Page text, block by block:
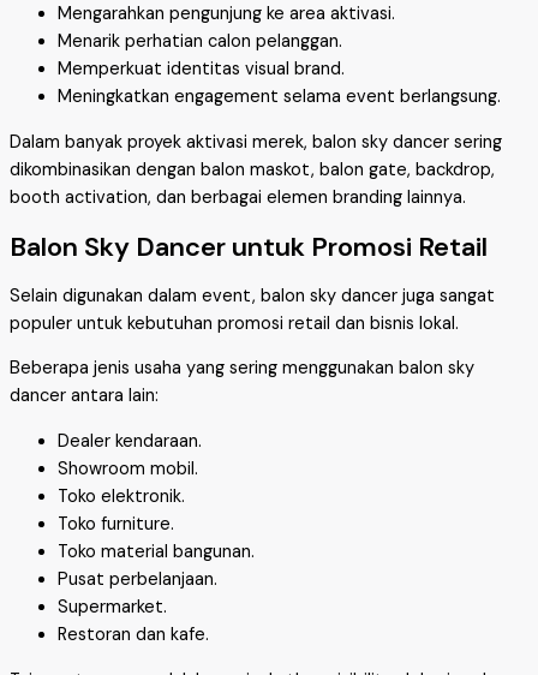
Mengarahkan pengunjung ke area aktivasi.
Menarik perhatian calon pelanggan.
Memperkuat identitas visual brand.
Meningkatkan engagement selama event berlangsung.
Dalam banyak proyek aktivasi merek, balon sky dancer sering
dikombinasikan dengan balon maskot, balon gate, backdrop,
booth activation, dan berbagai elemen branding lainnya.
Balon Sky Dancer untuk Promosi Retail
Selain digunakan dalam event, balon sky dancer juga sangat
populer untuk kebutuhan promosi retail dan bisnis lokal.
Beberapa jenis usaha yang sering menggunakan balon sky
dancer antara lain:
Dealer kendaraan.
Showroom mobil.
Toko elektronik.
Toko furniture.
Toko material bangunan.
Pusat perbelanjaan.
Supermarket.
Restoran dan kafe.